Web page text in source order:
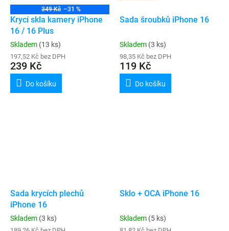
349 Kč –31 %
Krycí skla kamery iPhone
16 / 16 Plus
Skladem (13 ks)
197,52 Kč bez DPH
239 Kč
Do košíku
Sada šroubků iPhone 16
Skladem (3 ks)
98,35 Kč bez DPH
119 Kč
Do košíku
Sada krycích plechů
iPhone 16
Skladem (3 ks)
Sklo + OCA iPhone 16
Skladem (5 ks)